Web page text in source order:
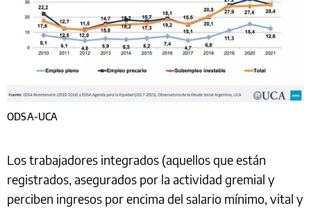
ODSA-UCA
Los trabajadores integrados (aquellos que están
registrados, asegurados por la actividad gremial y
perciben ingresos por encima del salario mínimo, vital y